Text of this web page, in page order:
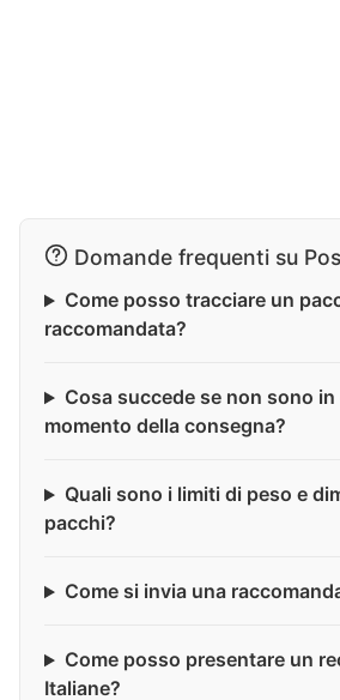
Domande frequenti su
Come posso tracciare un
raccomandata?
Cosa succede se non sono in
momento della consegna?
Quali sono i limiti di peso e
pacchi?
Come si invia una
Come posso presentare un
Italiane?